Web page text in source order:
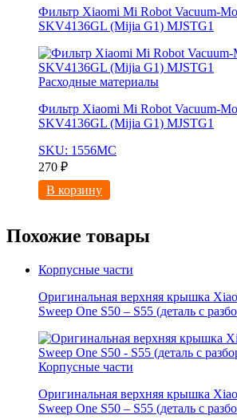
Фильтр Xiaomi Mi Robot Vacuum-
SKV4136GL (Mijia G1) MJSTG1
Расходные материалы
Фильтр Xiaomi Mi Robot Vacuum-
SKV4136GL (Mijia G1) MJSTG1
SKU: 1556МС
270 ₽
В корзину
Похожие товары
Корпусные части
Оригинальная верхняя крышка
Sweep One S50 – S55 (деталь с
Корпусные части
Оригинальная верхняя крышка
Sweep One S50 – S55 (деталь с